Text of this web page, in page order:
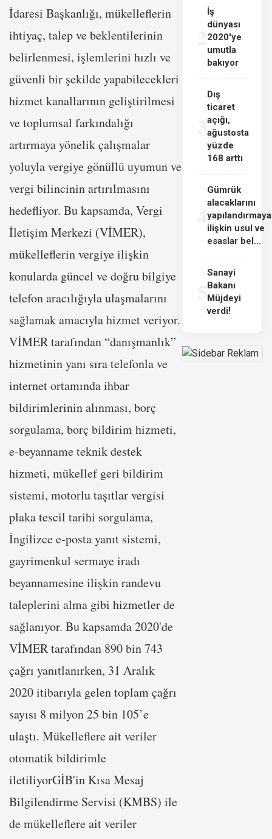
İdaresi Başkanlığı, mükelleflerin
ihtiyaç, talep ve beklentilerinin
belirlenmesi, işlemlerini hızlı ve
güvenli bir şekilde yapabilecekleri
hizmet kanallarının geliştirilmesi
ve toplumsal farkındalığı
artırmaya yönelik çalışmalar
yoluyla vergiye gönüllü uyumun ve
vergi bilincinin artırılmasını
hedefliyor. Bu kapsamda, Vergi
İletişim Merkezi (VİMER),
mükelleflerin vergiye ilişkin
konularda güncel ve doğru bilgiye
telefon aracılığıyla ulaşmalarını
sağlamak amacıyla hizmet veriyor.
VİMER tarafından “danışmanlık”
hizmetinin yanı sıra telefonla ve
internet ortamında ihbar
bildirimlerinin alınması, borç
sorgulama, borç bildirim hizmeti,
e-beyanname teknik destek
hizmeti, mükellef geri bildirim
sistemi, motorlu taşıtlar vergisi
plaka tescil tarihi sorgulama,
İngilizce e-posta yanıt sistemi,
gayrimenkul sermaye iradı
beyannamesine ilişkin randevu
taleplerini alma gibi hizmetler de
sağlanıyor. Bu kapsamda 2020'de
VİMER tarafından 890 bin 743
çağrı yanıtlanırken, 31 Aralık
2020 itibarıyla gelen toplam çağrı
sayısı 8 milyon 25 bin 105’e
ulaştı. Mükelleflere ait veriler
otomatik bildirimle
iletiliyorGİB'in Kısa Mesaj
Bilgilendirme Servisi (KMBS) ile
de mükelleflere ait veriler
İş
dünyası
2020'ye
umutla
bakıyor
3
Dış
ticaret
açığı,
ağustosta
yüzde
168 arttı
4
Gümrük
alacaklarını
yapılandırmaya
ilişkin usul ve
esaslar bel...
Sanayi
Bakanı
Müjdeyi
verdi!